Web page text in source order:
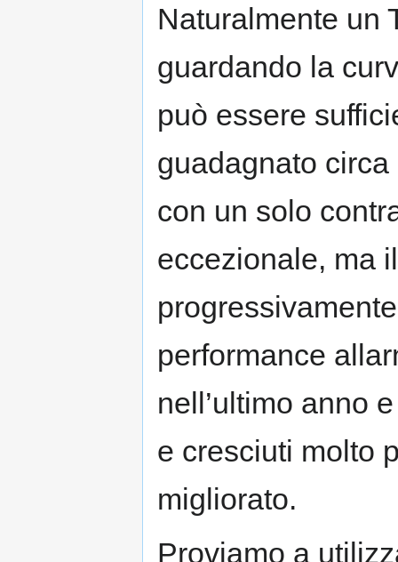
Naturalmente un
guardando la
può essere
guadagnato
con un solo
eccezionale, ma
performance
nell’ultimo anno
e cresciuti molto
migliorato.
Proviamo a